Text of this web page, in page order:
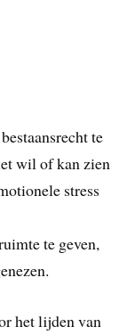
te
wil of kan zien
stress
te geven,
het lijden van